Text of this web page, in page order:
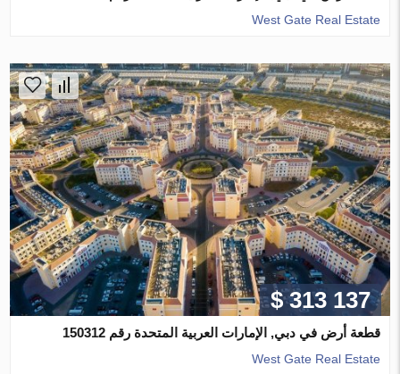
West Gate Real Estate
$ 313 137
قطعة أرض في دبي, الإمارات العربية المتحدة رقم 150312
West Gate Real Estate